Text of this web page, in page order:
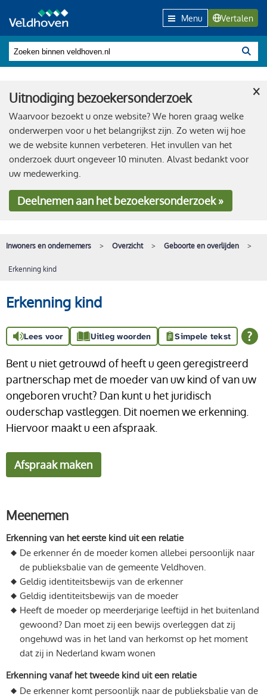
Menu Vertalen
Uitnodiging bezoekersonderzoek
Waarvoor bezoekt u onze website? We horen graag welke
onderwerpen voor u het belangrijkst zijn. Zo weten wij hoe
we de website kunnen verbeteren. Het invullen van het
onderzoek duurt ongeveer 10 minuten. Alvast bedankt voor
uw medewerking.
Deelnemenaan het bezoekersonderzoek »
×
Inwoners en ondernemers Overzicht Geboorte en overlijden
Erkenning kind
Erkenning kind
Lees voor Uitleg woorden Simpele tekst
Bent u niet getrouwd of heeft u geen geregistreerd
partnerschap met de moeder van uw kind of van uw
ongeboren vrucht? Dan kunt u het juridisch
ouderschap vastleggen. Dit noemen we erkenning.
Hiervoor maakt u een afspraak.
Afspraak maken
Meenemen
Erkenning van het eerste kind uit een relatie
De erkenner én de moeder komen allebei persoonlijk naar
de publieksbalie van de gemeente Veldhoven.
Geldig identiteitsbewijs van de erkenner
Geldig identiteitsbewijs van de moeder
Heeft de moeder op meerderjarige leeftijd in het buitenland
gewoond? Dan moet zij een bewijs overleggen dat zij
ongehuwd was in het land van herkomst op het moment
dat zij in Nederland kwam wonen
Erkenning vanaf het tweede kind uit een relatie
De erkenner komt persoonlijk naar de publieksbalie van de